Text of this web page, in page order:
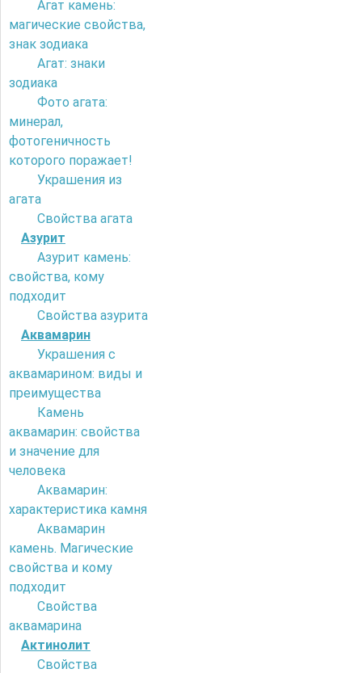
Агат камень:
магические свойства,
знак зодиака
Агат: знаки
зодиака
Фото агата:
минерал,
фотогеничность
которого поражает!
Украшения из
агата
Свойства агата
Азурит
Азурит камень:
свойства, кому
подходит
Свойства азурита
Аквамарин
Украшения с
аквамарином: виды и
преимущества
Камень
аквамарин: свойства
и значение для
человека
Аквамарин:
характеристика камня
Аквамарин
камень. Магические
свойства и кому
подходит
Свойства
аквамарина
Актинолит
Свойства